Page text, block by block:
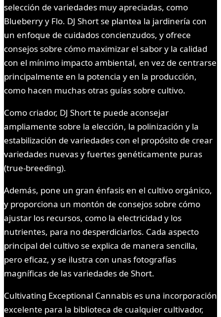
selección de variedades muy apreciadas, como
Blueberry y Flo. DJ Short se plantea la jardinería con
un enfoque de cuidados concienzudos, y ofrece
consejos sobre cómo maximizar el sabor y la calidad
con el mínimo impacto ambiental, en vez de centrarse
principalmente en la potencia y en la producción,
como hacen muchas otras guías sobre cultivo.
Como criador, DJ Short te puede aconsejar
ampliamente sobre la elección, la polinización y la
estabilización de variedades con el propósito de crear
variedades nuevas y fuertes genéticamente puras
(true-breeding).
Además, pone un gran énfasis en el cultivo orgánico,
y proporciona un montón de consejos sobre cómo
ajustar los recursos, como la electricidad y los
nutrientes, para no desperdiciarlos. Cada aspecto
principal del cultivo se explica de manera sencilla,
pero eficaz, y se ilustra con unas fotografías
magníficas de las variedades de Short.
Cultivating Exceptional Cannabis es una incorporación
excelente para la biblioteca de cualquier cultivador,